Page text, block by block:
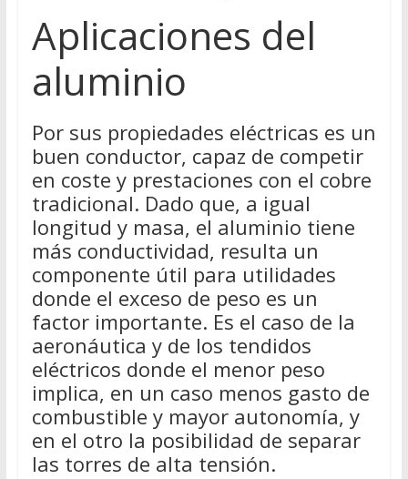
Aplicaciones del
aluminio
Por sus propiedades eléctricas es un
buen conductor, capaz de competir
en coste y prestaciones con el cobre
tradicional. Dado que, a igual
longitud y masa, el aluminio tiene
más conductividad, resulta un
componente útil para utilidades
donde el exceso de peso es un
factor importante. Es el caso de la
aeronáutica y de los tendidos
eléctricos donde el menor peso
implica, en un caso menos gasto de
combustible y mayor autonomía, y
en el otro la posibilidad de separar
las torres de alta tensión.